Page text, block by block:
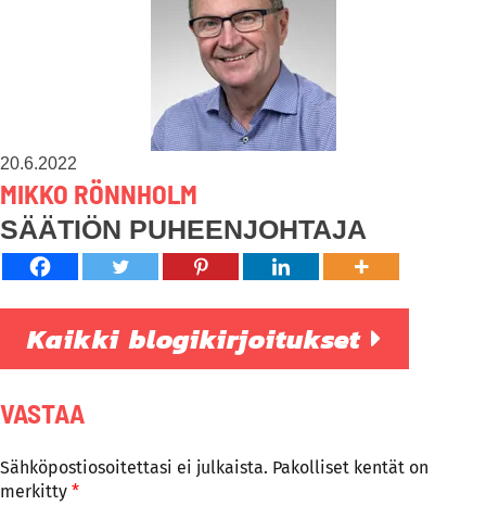
20.6.2022
MIKKO RÖNNHOLM
SÄÄTIÖN PUHEENJOHTAJA
Kaikki blogikirjoitukset
VASTAA
Sähköpostiosoitettasi ei julkaista. Pakolliset kentät on
merkitty *